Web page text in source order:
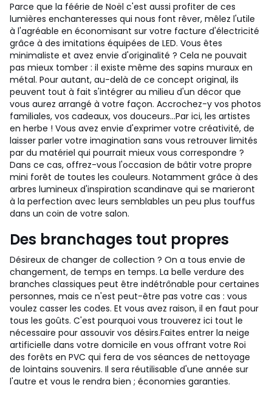
Parce que la féérie de Noël c'est aussi profiter de ces
lumières enchanteresses qui nous font rêver, mêlez l'utile
à l'agréable en économisant sur votre facture d'électricité
grâce à des imitations équipées de LED. Vous êtes
minimaliste et avez envie d'originalité ? Cela ne pouvait
pas mieux tomber : il existe même des sapins muraux en
métal. Pour autant, au-delà de ce concept original, ils
peuvent tout à fait s'intégrer au milieu d'un décor que
vous aurez arrangé à votre façon. Accrochez-y vos photos
familiales, vos cadeaux, vos douceurs...Par ici, les artistes
en herbe ! Vous avez envie d'exprimer votre créativité, de
laisser parler votre imagination sans vous retrouver limités
par du matériel qui pourrait mieux vous correspondre ?
Dans ce cas, offrez-vous l'occasion de bâtir votre propre
mini forêt de toutes les couleurs. Notamment grâce à des
arbres lumineux d'inspiration scandinave qui se marieront
à la perfection avec leurs semblables un peu plus touffus
dans un coin de votre salon.
Des branchages tout propres
Désireux de changer de collection ? On a tous envie de
changement, de temps en temps. La belle verdure des
branches classiques peut être indétrônable pour certaines
personnes, mais ce n'est peut-être pas votre cas : vous
voulez casser les codes. Et vous avez raison, il en faut pour
tous les goûts. C'est pourquoi vous trouverez ici tout le
nécessaire pour assouvir vos désirs.Faites entrer la neige
artificielle dans votre domicile en vous offrant votre Roi
des forêts en PVC qui fera de vos séances de nettoyage
de lointains souvenirs. Il sera réutilisable d'une année sur
l'autre et vous le rendra bien ; économies garanties.